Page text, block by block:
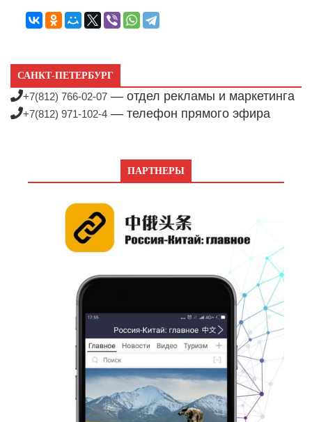
САНКТ-ПЕТЕРБУРГ
+7(812) 766-02-07 — отдел рекламы и маркетинга
+7(812) 971-102-4 — телефон прямого эфира
ПАРТНЕРЫ